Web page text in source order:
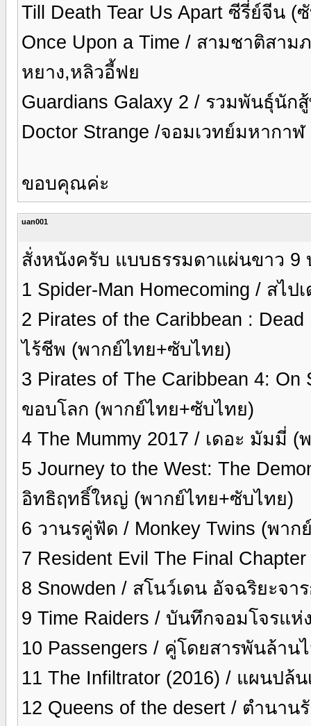
Till Death Tear Us Apart ซีรี่ย์จีน
Once Upon a Time / สามชาติสา
หยาง,หลิวอี้ฟย
Guardians Galaxy 2 / รวมพันธุ์นั
Doctor Strange /จอมเวทย์มหากา
ขอบคุณค่ะ
uan001
สั่งหนังครับ แบบธรรมดาแผ่นขาว 9
1 Spider-Man Homecoming / สไ
2 Pirates of the Caribbean :
ไร้ชีพ (พากย์ไทย+ซับไทย)
3 Pirates of The Caribbean 4:
ขอบโลก (พากย์ไทย+ซับไทย)
4 The Mummy 2017 / เดอะ มัมมี่
5 Journey to the West: The
อิทธิฤทธิ์ใหญ่ (พากย์ไทย+ซับไทย)
6 วานรคู่ฟัด / Monkey Twins (พาก
7 Resident Evil The Final
8 Snowden / สโนว์เดน อัจฉริยะจ
9 Time Raiders / บันทึกจอมโจรแ
10 Passengers / คู่โดยสารพันล้า
11 The Infiltrator (2016) / แผนปล้
12 Queens of the desert / ตำนา